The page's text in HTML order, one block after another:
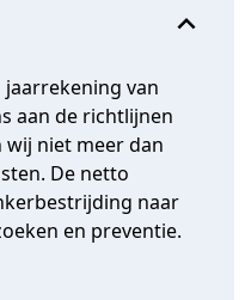
expand_less
jaarrekening van
aan de richtlijnen
wij niet meer dan
De netto
naar
en preventie.